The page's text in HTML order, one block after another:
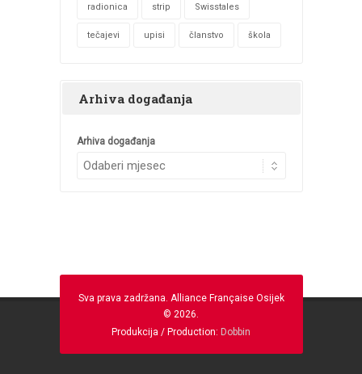
radionica strip Swisstales
tečajevi upisi članstvo škola
Arhiva događanja
Arhiva događanja
Sva prava zadržana. Alliance Française Osijek
© 2026.
Produkcija / Production: Dobbin